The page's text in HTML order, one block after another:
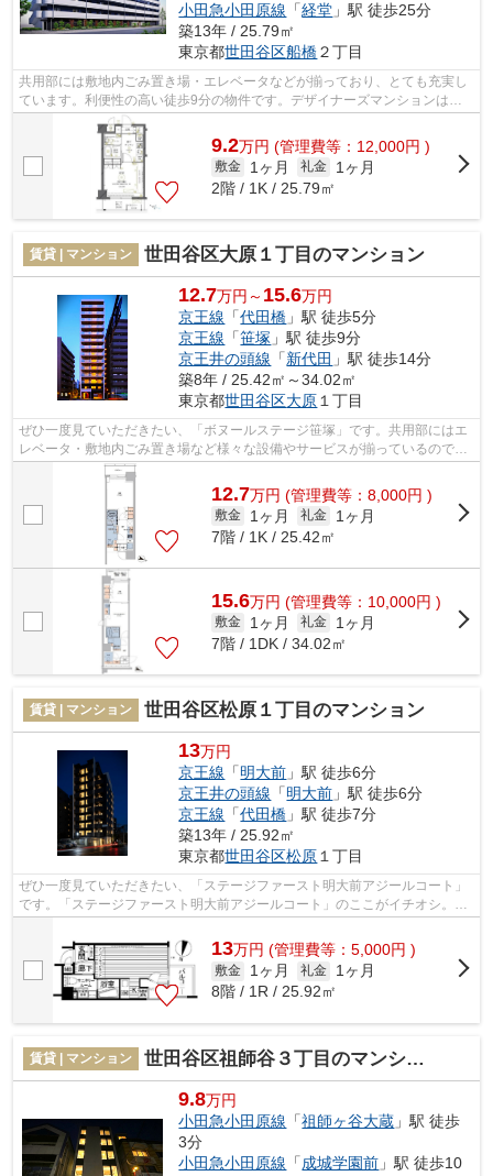
小田急小田原線 「経堂 」駅 徒歩25分
築13年 / 25.79㎡
東京都世田谷区船橋２丁目
共用部には敷地内ごみ置き場・エレベータなどが揃っており、とても充実し
ています。利便性の高い徒歩9分の物件です。デザイナーズマンションは独
創的で、ご好評いただいています。周辺...
9.2万円 (管理費等：12,000円 )
敷金 1ヶ月 礼金
1ヶ月
2階 / 1K / 25.79㎡
賃貸 | マンション 世田谷区大原１丁目のマンション
12.7万円～ 15.6万円
京王線 「代田橋 」駅 徒歩5分
京王線 「笹塚 」駅 徒歩9分
京王井の頭線 「新代田 」駅 徒歩14分
築8年 / 25.42㎡～34.02㎡
東京都世田谷区大原 １丁目
ぜひ一度見ていただきたい、「ボヌールステージ笹塚」です。共用部にはエ
レベータ・敷地内ごみ置き場など様々な設備やサービスが揃っているので便
利です。こちらはマンションタイプに...
12.7万円 (管理費等：8,000円 )
敷金 1ヶ月 礼金
1ヶ月
7階 / 1K / 25.42㎡
15.6万円 (管理費等：10,000円 )
敷金 1ヶ月 礼金
1ヶ月
7階 / 1DK / 34.02㎡
賃貸 | マンション 世田谷区松原１丁目のマンション
13万円
京王線 「明大前 」駅 徒歩6分
京王井の頭線 「明大前 」駅 徒歩6分
京王線 「代田橋 」駅 徒歩7分
築13年 / 25.92㎡
東京都世田谷区松原 １丁目
ぜひ一度見ていただきたい、「ステージファースト明大前アジールコート」
です。「ステージファースト明大前アジールコート」のここがイチオシ。共
用部にはエレベータ・敷地内ごみ置き...
13万円 (管理費等：5,000円 )
敷金 1ヶ月 礼金
1ヶ月
8階 / 1R / 25.92㎡
賃貸 | マンション 世田谷区祖師谷３丁目のマンション
9.8万円
小田急小田原線 「祖師ヶ谷大蔵 」駅 徒歩
3分
小田急小田原線 「成城学園前 」駅 徒歩10